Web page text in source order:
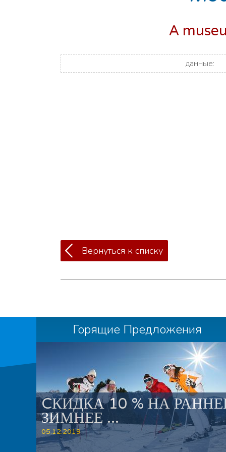
A
данные:
Вернуться к списку
Горящие Предложения
CКИДКА 10 % НА
ЗИМНЕЕ ...
05.12.2019